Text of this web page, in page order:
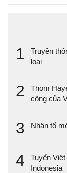
1
Truyền
loại
2
Thom
công của
3 Nhân tố
4
Tuyển
Indonesia